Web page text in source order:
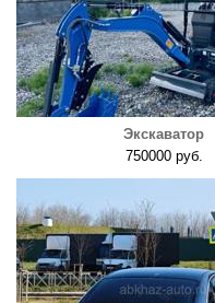
Экскаватор
750000 руб.